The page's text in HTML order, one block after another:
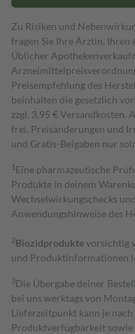
Zu Risiken und
fragen Sie Ihre Ärztin, Ihren
Üblicher
Preisempfehlung des
beinhalten die gesetzlich
zzgl. 3,95 €
frei. Preisänderungen und
und Gratis-Beigaben nur
1 Eine pharmazeutische
Produkte in deinem
Wechselwirkungschecks
Anwendungshinweise des
2Biozidproduktevorsichtig
und Produktinformationen
3Die Übergabe deiner
bei uns werktags von
Lieferzeitpunkt kann je
Produktverfügbarkeit